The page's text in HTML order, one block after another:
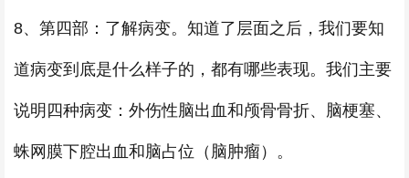
8、第四部：了解病变。知道了层面之后，我们要知
道病变到底是什么样子的，都有哪些表现。我们主要
说明四种病变：外伤性脑出血和颅骨骨折、脑梗塞、
蛛网膜下腔出血和脑占位（脑肿瘤）。